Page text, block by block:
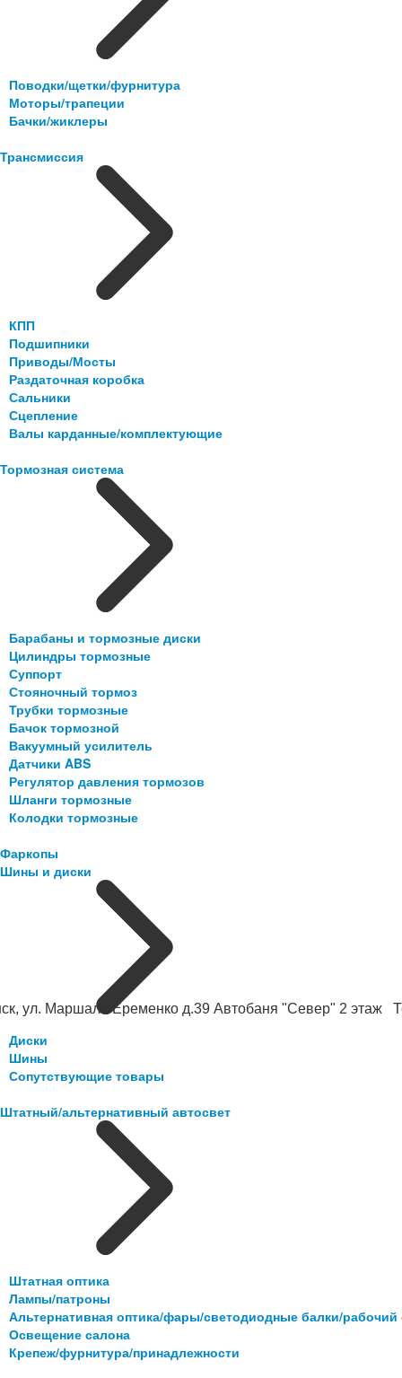
ул. Маршала Еременко д.39 Автобаня "Север" 2 этаж
Поводки/щетки/фурнитура
Моторы/трапеции
Бачки/жиклеры
Трансмиссия
КПП
Подшипники
Приводы/Мосты
Раздаточная коробка
Сальники
Сцепление
Валы карданные/комплектующие
Тормозная система
Барабаны и тормозные диски
Цилиндры тормозные
Суппорт
Стояночный тормоз
Трубки тормозные
Бачок тормозной
Вакуумный усилитель
Датчики ABS
Регулятор давления тормозов
Шланги тормозные
Колодки тормозные
Фаркопы
Шины и диски
Диски
Шины
Сопутствующие товары
Штатный/альтернативный автосвет
Штатная оптика
Лампы/патроны
Альтернативная оптика/фары/светодиодные балки/рабочий
Освещение салона
Крепеж/фурнитура/принадлежности